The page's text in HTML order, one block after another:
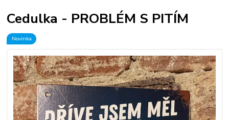
Cedulka - PROBLÉM S PITÍM
Novinka